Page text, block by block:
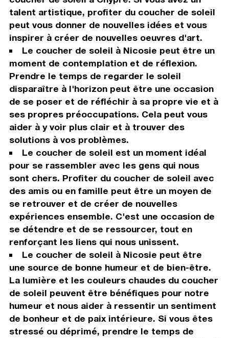
talent artistique, profiter du coucher de soleil
peut vous donner de nouvelles idées et vous
inspirer à créer de nouvelles oeuvres d'art.
Le coucher de soleil à Nicosie peut être un
moment de contemplation et de réflexion.
Prendre le temps de regarder le soleil
disparaître à l'horizon peut être une occasion
de se poser et de réfléchir à sa propre vie et à
ses propres préoccupations. Cela peut vous
aider à y voir plus clair et à trouver des
solutions à vos problèmes.
Le coucher de soleil est un moment idéal
pour se rassembler avec les gens qui nous
sont chers. Profiter du coucher de soleil avec
des amis ou en famille peut être un moyen de
se retrouver et de créer de nouvelles
expériences ensemble. C'est une occasion de
se détendre et de se ressourcer, tout en
renforçant les liens qui nous unissent.
Le coucher de soleil à Nicosie peut être
une source de bonne humeur et de bien-être.
La lumière et les couleurs chaudes du coucher
de soleil peuvent être bénéfiques pour notre
humeur et nous aider à ressentir un sentiment
de bonheur et de paix intérieure. Si vous êtes
stressé ou déprimé, prendre le temps de